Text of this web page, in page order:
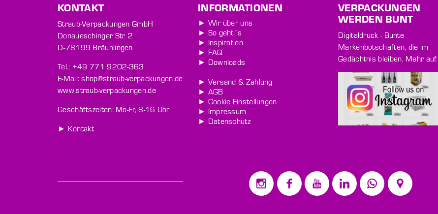
KONTAKT
Straub-Verpackungen GmbH
Donaueschinger Str. 2
D-78199 Bräunlingen
Tel.: +49 771 9202-363
E-Mail: shop@straub-verpackungen.de
www.straub-verpackungen.de
Geschäftszeiten: Mo-Fr, 8-16 Uhr
► Kontakt
INFORMATIONEN
► Wir über uns
► So geht´s
► Inspiration
► FAQ
► Downloads
► Versand & Zahlung
► AGB
► Cookie Einstellungen
► Impressum
► Datenschutz
VERPACKUNGEN
WERDEN BUNT
Digitaldruck - Bunte
Markenbotschaften, die im
Gedächtnis bleiben. Mehr auf: